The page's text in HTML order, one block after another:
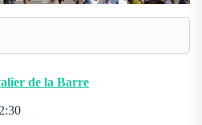
de la Barre